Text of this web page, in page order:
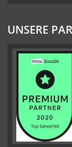
UNSERE